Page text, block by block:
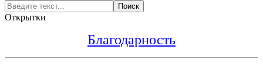
Поиск
Открытки
Благодарность